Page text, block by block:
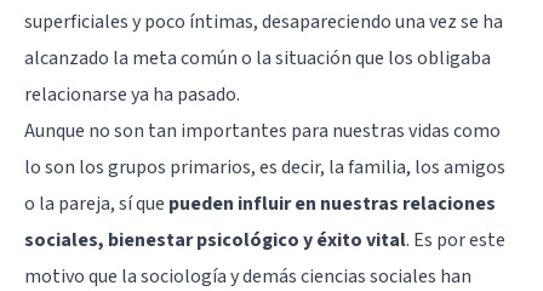
superficiales y poco íntimas, desapareciendo una vez se ha
alcanzado la meta común o la situación que los obligaba
relacionarse ya ha pasado.
Aunque no son tan importantes para nuestras vidas como
lo son los grupos primarios, es decir, la familia, los amigos
o la pareja, sí que pueden influir en nuestras relaciones
sociales, bienestar psicológico y éxito vital. Es por este
motivo que la sociología y demás ciencias sociales han